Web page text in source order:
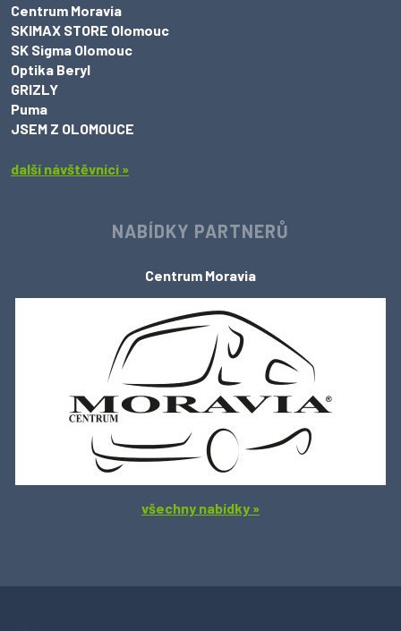
Centrum Moravia
SKIMAX STORE Olomouc
SK Sigma Olomouc
Optika Beryl
GRIZLY
Puma
JSEM Z OLOMOUCE
další návštěvníci »
NABÍDKY PARTNERŮ
Centrum Moravia
všechny nabídky »